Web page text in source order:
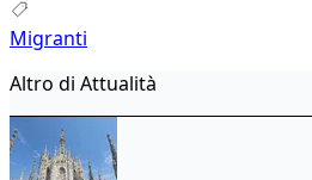
Migranti
Altro di Attualità